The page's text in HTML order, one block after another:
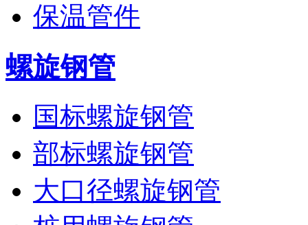
保温管件
螺旋钢管
国标螺旋钢管
部标螺旋钢管
大口径螺旋钢管